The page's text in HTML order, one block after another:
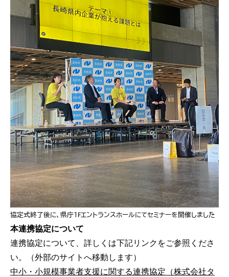
協定式終了後に、県庁１Fエントランスホールにてセミナーを開催しました
本連携協定について
連携協定について、詳しくは下記リンクをご参照くださ
い。（外部のサイトへ移動します）
中小・小規模事業者支援に関する連携協定（株式会社タ